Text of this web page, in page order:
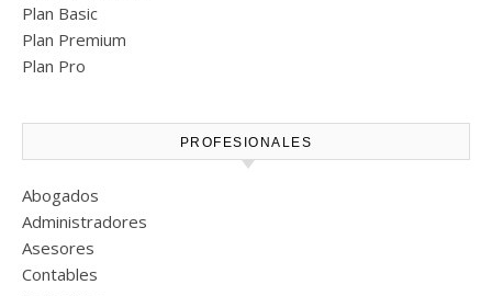
Plan Basic
Plan Premium
Plan Pro
PROFESIONALES
Abogados
Administradores
Asesores
Contables